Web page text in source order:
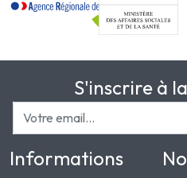
S'inscrire à
Informations